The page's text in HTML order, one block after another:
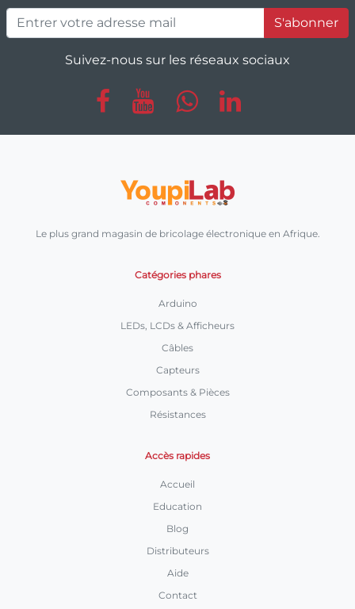
S'abonner
Suivez-nous sur les réseaux sociaux
Le plus grand magasin de bricolage électronique en Afrique.
Catégories phares
Arduino
LEDs, LCDs & Afficheurs
Câbles
Capteurs
Composants & Pièces
Résistances
Accès rapides
Accueil
Education
Blog
Distributeurs
Aide
Contact